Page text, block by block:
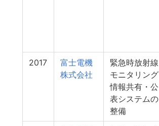
2017
富士電機
株式会社
緊急時放射線
モニタリング
情報共有・公
表システムの
整備